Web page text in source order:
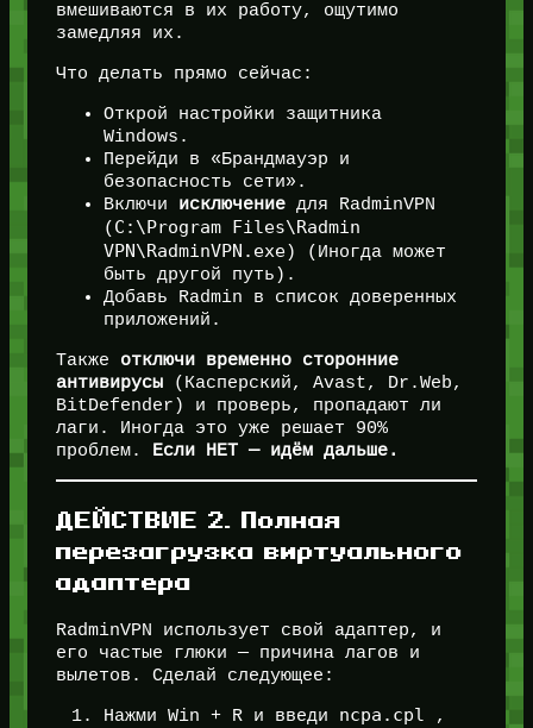
вмешиваются в их работу, ощутимо
замедляя их.
Что делать прямо сейчас:
Открой настройки защитника
Windows.
Перейди в «Брандмауэр и
безопасность сети».
Включи исключениедля RadminVPN
( C:\Program Files\Radmin
VPN\RadminVPN.exe) (Иногда может
быть другой путь).
Добавь Radmin в список доверенных
приложений.
Также отключи временно сторонние
антивирусы(Касперский, Avast, Dr.Web,
BitDefender) и проверь, пропадают ли
лаги. Иногда это уже решает 90%
проблем. Если НЕТ — идём дальше.
ДЕЙСТВИЕ 2. Полная
перезагрузка виртуального
адаптера
RadminVPN использует свой адаптер, и
его частые глюки — причина лагов и
вылетов. Сделай следующее:
Нажми Win + R и введи ncpa.cpl ,